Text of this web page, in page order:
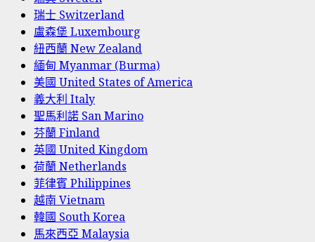
瑞士 Switzerland
盧森堡 Luxembourg
紐西蘭 New Zealand
緬甸 Myanmar (Burma)
美國 United States of America
義大利 Italy
聖馬利諾 San Marino
芬蘭 Finland
英國 United Kingdom
荷蘭 Netherlands
菲律賓 Philippines
越南 Vietnam
韓國 South Korea
馬來西亞 Malaysia